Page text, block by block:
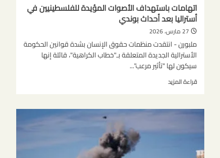
اتهامات باستهداف الأصوات المؤيدة للفلسطينيين في
أستراليا بعد أحداث بوندي
27 مارس، 2026
ملبورن - انتقدت منظمات حقوق الإنسان بشدة قوانين الحكومة
الأسترالية الجديدة المتعلقة بـ"خطاب الكراهية"، قائلة إنها
سيكون لها "تأثير مرعب"...
قراءة المزيداقرأ
اتهامات
باستهداف
للفلسطينيين